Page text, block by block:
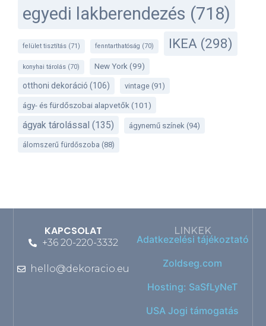
egyedi lakberendezés (718)
felület tisztítás (71) fenntarthatóság (70) IKEA (298)
konyhai tárolás (70) New York (99)
otthoni dekoráció (106) vintage (91)
ágy- és fürdőszobai alapvetők (101)
ágyak tárolással (135) ágynemű színek (94)
álomszerű fürdőszoba (88)
KAPCSOLAT
+36 20-220-3332
hello@dekoracio.eu
LINKEK
Adatkezelési tájékoztató
Zoldseg.com
Hosting: SaSfLyNeT
USA Jogi támogatás